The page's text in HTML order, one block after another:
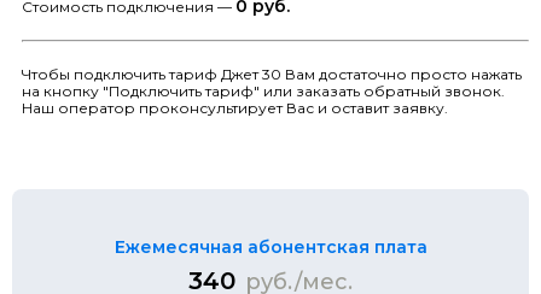
Стоимость подключения — 0 руб.
Чтобы подключить тариф Джет 30 Вам достаточно просто нажать
на кнопку "Подключить тариф" или заказать обратный звонок.
Наш оператор проконсультирует Вас и оставит заявку.
Ежемесячная абонентская плата
340 руб./мес.